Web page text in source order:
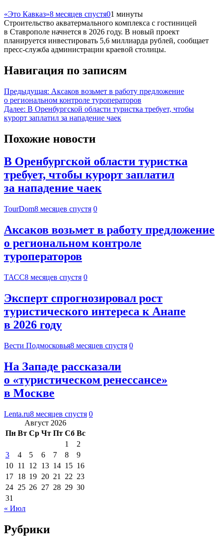
«Это Кавказ»8 месяцев спустя01 минуты
Строительство акватермального комплекса с гостиницей
в Ставрополе начнется в 2026 году. В новый проект
планируется инвестировать 5,6 миллиарда рублей, сообщает
пресс-служба администрации краевой столицы.
Навигация по записям
Предыдущая: Аксаков возьмет в работу предложение
о региональном контроле туроператоров
Далее: В Оренбургской области туристка требует, чтобы
курорт заплатил за нападение чаек
Похожие новости
В Оренбургской области туристка
требует, чтобы курорт заплатил
за нападение чаек
TourDom8 месяцев спустя 0
Аксаков возьмет в работу предложение
о региональном контроле
туроператоров
ТАСС8 месяцев спустя 0
Эксперт спрогнозировал рост
туристического интереса к Анапе
в 2026 году
Вести Подмосковья8 месяцев спустя 0
На Западе рассказали
о «туристическом ренессансе»
в Москве
Lenta.ru8 месяцев спустя 0
Август 2026
Пн Вт Ср Чт Пт Сб Вс
1
2
3
4 5 6 7 8
9
10 11 12 13 14 15 16
17 18 19 20 21 22 23
24 25 26 27 28 29 30
31
« Июл
Рубрики